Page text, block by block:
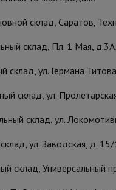
склад, Саратов,
склад, Пл. 1 Мая,
склад, ул. Германа
склад, ул.
склад, ул.
ул. Заводская, д.
склад, Универсальный